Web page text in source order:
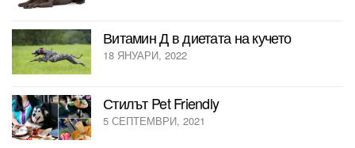
Витамин Д в диетата на кучето
18 ЯНУАРИ, 2022
Стилът Pet Friendly
5 СЕПТЕМВРИ, 2021